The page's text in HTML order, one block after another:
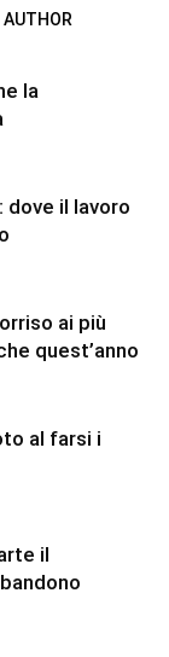
AUTHOR
la
dove il lavoro
ai più
quest’anno
al farsi i
il